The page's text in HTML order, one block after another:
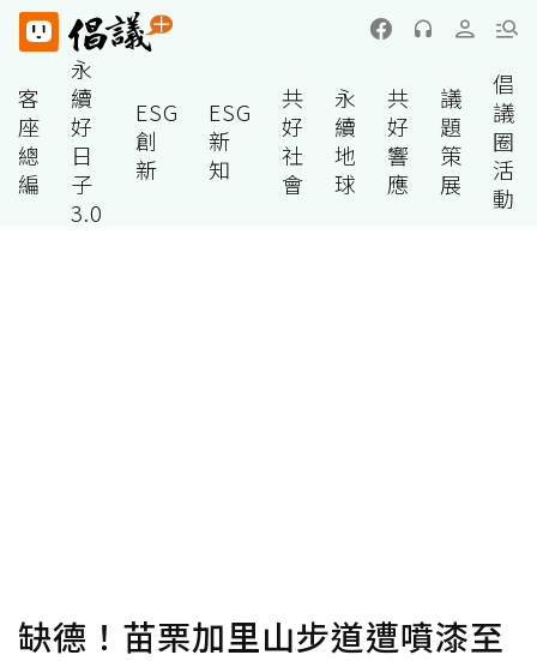
客
座
總
編
永
續
好
日
子
3.0
ESG
創
新
ESG
新
知
共
好
社
會
永
續
地
球
共
好
響
應
議
題
策
展
倡
議
圈
活
動
缺德！苗栗加里山步道遭噴漆至